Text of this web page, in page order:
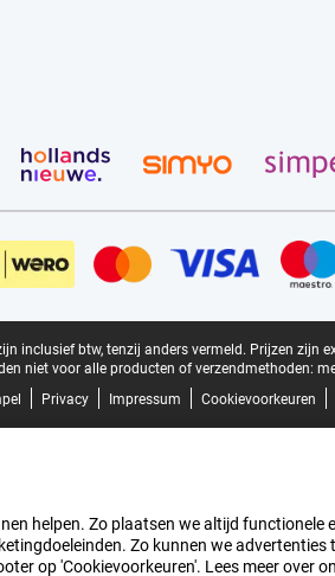
inclusief btw, tenzij anders vermeld. Prijzen zijn
niet voor alle producten of verzendmethoden:
Privacy Impressum Cookievoorkeuren
helpen. Zo plaatsen we altijd functionele
Zo kunnen we
op 'Cookievoorkeuren'. Lees meer over